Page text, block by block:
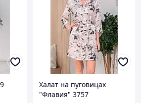
Халат на пуговицах
"Флавия" 3757